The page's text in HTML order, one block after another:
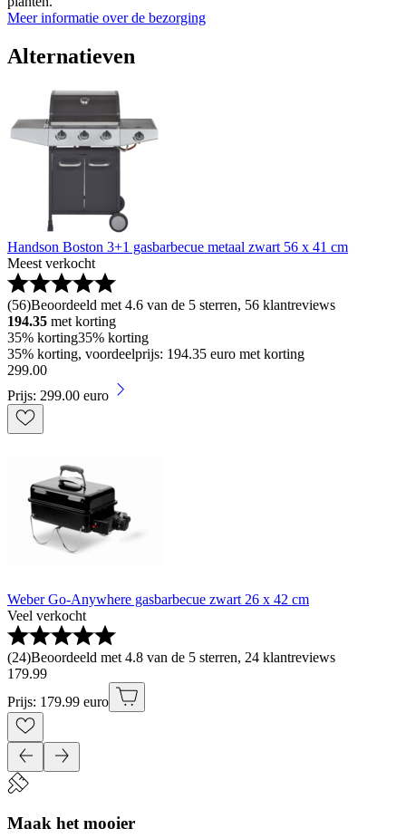
Meer informatie over de bezorging
Alternatieven
Handson Boston 3+1 gasbarbecue metaal zwart 56 x 41 cm
Meest verkocht
(56)Beoordeeld met 4.6 van de 5 sterren, 56 klantreviews
194.35 met korting
35% korting35% korting
35% korting, voordeelprijs: 194.35 euro met korting
299.00
Prijs: 299.00 euro
Weber Go-Anywhere gasbarbecue zwart 26 x 42 cm
Veel verkocht
(24)Beoordeeld met 4.8 van de 5 sterren, 24 klantreviews
179.99
Prijs: 179.99 euro
Maak het mooier